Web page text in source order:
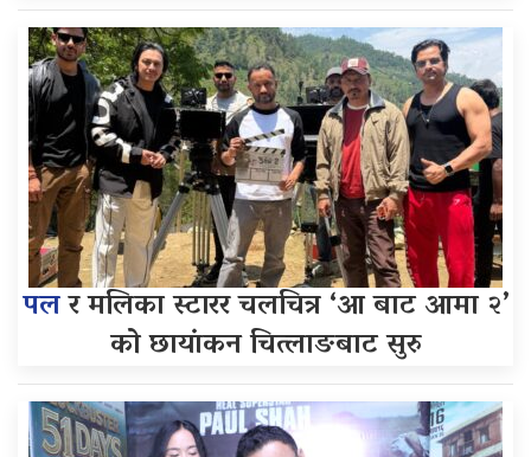
पलर मलिका स्टारर चलचित्र ‘आ बाट आमा २’
को छायांकन चित्लाङबाट सुरु